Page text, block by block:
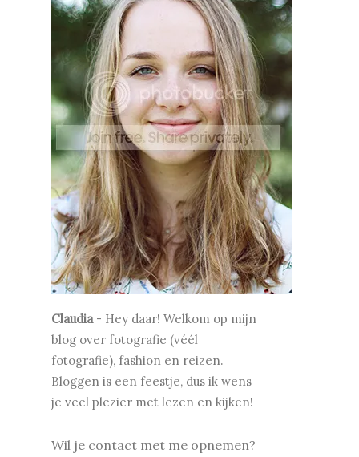
Claudia- Hey daar! Welkom op mijn
blog over fotografie (véél
fotografie), fashion en reizen.
Bloggen is een feestje, dus ik wens
je veel plezier met lezen en kijken!
Wil je contact met me opnemen?